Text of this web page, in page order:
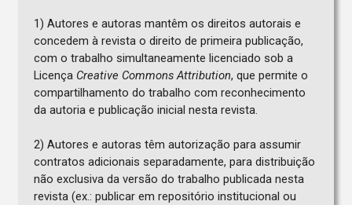
1) Autores e autoras mantêm os direitos autorais e
concedem à revista o direito de primeira publicação,
com o trabalho simultaneamente licenciado sob a
Licença Creative Commons Attribution, que permite o
compartilhamento do trabalho com reconhecimento
da autoria e publicação inicial nesta revista.
2) Autores e autoras têm autorização para assumir
contratos adicionais separadamente, para distribuição
não exclusiva da versão do trabalho publicada nesta
revista (ex.: publicar em repositório institucional ou